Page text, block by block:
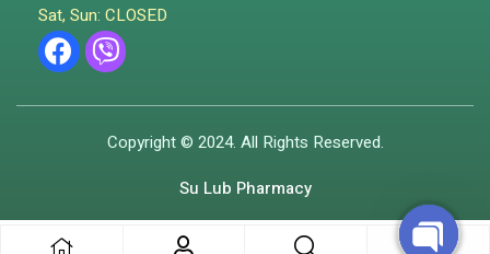
Sat, Sun: CLOSED
Copyright © 2024. All Rights Reserved.
Su Lub Pharmacy